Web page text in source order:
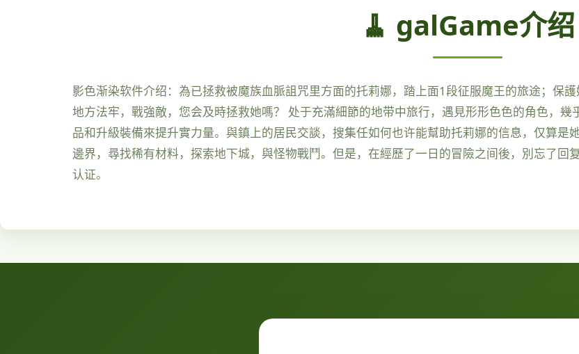
🧹 galGame介绍
影色渐染软件介绍：為已拯救被魔族血脈詛咒里方面的托莉娜，踏上面1段征服魔王的旅途；保
地方法牢，戰強敵，您会及時拯救她嗎？ 处于充滿細節的地带中旅行，遇見形形色色的角色，
品和升級裝備來提升實力量。與鎮上的居民交談，搜集任如何也许能幫助托莉娜的信息，仅算是
邊界，尋找稀有材料，探索地下城，與怪物戰鬥。但是，在經歷了一日的冒險之间後，別忘了回
认证。